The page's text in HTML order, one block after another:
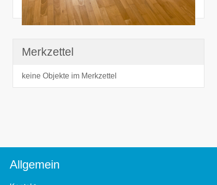
noch nichts angesehen
Merkzettel
keine Objekte im Merkzettel
Allgemein